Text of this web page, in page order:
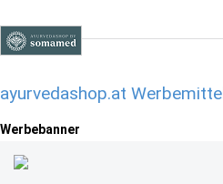
ayurvedashop.at
Werbebanner